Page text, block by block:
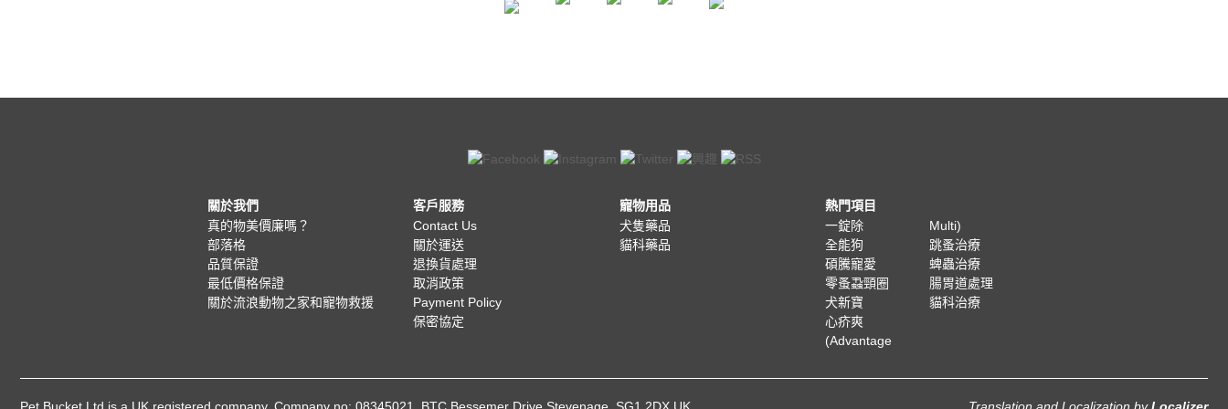
關於我們
真的物美價廉嗎？
部落格
品質保證
最低價格保證
關於流浪動物之家和寵物救援
客戶服務
Contact Us
關於運送
退換貨處理
取消政策
Payment Policy
保密協定
寵物用品
犬隻藥品
貓科藥品
熱門項目
一錠除
全能狗
碩騰寵愛
零蚤蝨頸圈
犬新寶
心疥爽
(Advantage
Multi)
跳蚤治療
蜱蟲治療
腸胃道處理
貓科治療